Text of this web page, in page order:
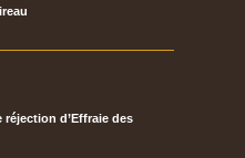
d’Effraie des